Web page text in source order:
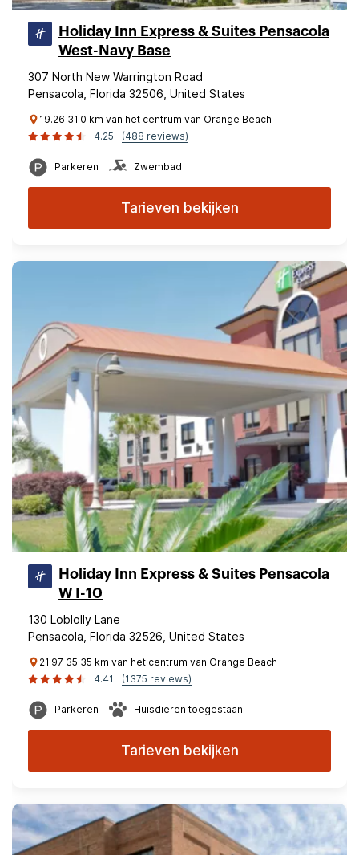
Holiday Inn Express & Suites Pensacola
West-Navy Base
307 North New Warrington Road
Pensacola, Florida 32506, United States
19.26 31.0 km van het centrum van Orange Beach
4.25
(488 reviews)
Parkeren Zwembad
Tarieven bekijken
Holiday Inn Express & Suites Pensacola
W I-10
130 Loblolly Lane
Pensacola, Florida 32526, United States
21.97 35.35 km van het centrum van Orange Beach
4.41
(1375 reviews)
Parkeren Huisdieren toegestaan
Tarieven bekijken